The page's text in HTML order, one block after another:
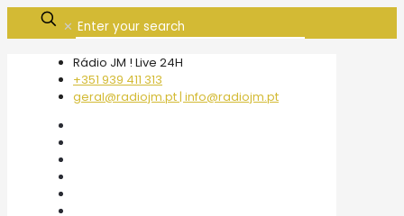
✕
Rádio JM ! Live 24H
+351 939 411 313
geral@radiojm.pt | info@radiojm.pt